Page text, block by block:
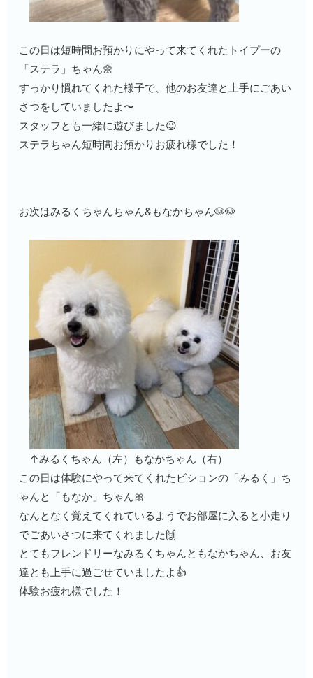
この日は短時間お預かりにやって来てくれたトイプーの
「ステラ」ちゃん🌼
すっかり慣れてくれた様子で、他のお友達と上手にごあい
さつをしていましたよ〜
スタッフとも一緒に遊びました😉
ステラちゃん短時間お預かりお疲れ様でした！
お次はみるくちゃんちゃん&もなかちゃん🐶🐶
↑みるくちゃん（左）もなかちゃん（右）
この日は体験にやって来てくれたビションの「みるく」ち
ゃんと「もなか」ちゃん🎀
なんとなく覚えてくれているようでお部屋に入ると小走り
でごあいさつに来てくれました🙌
とてもフレンドリーなみるくちゃんともなかちゃん、お友
達とも上手に過ごせていましたよ👍
体験お疲れ様でした！